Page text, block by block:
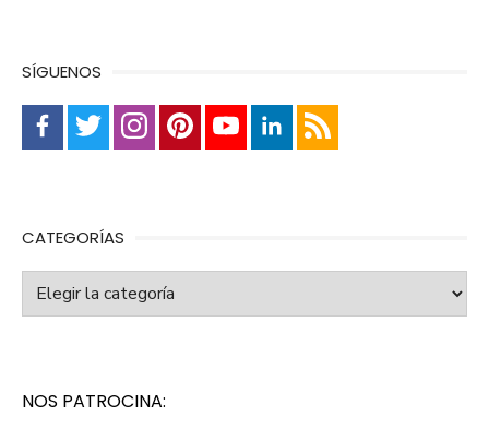
SÍGUENOS
CATEGORÍAS
Categorías
NOS PATROCINA: